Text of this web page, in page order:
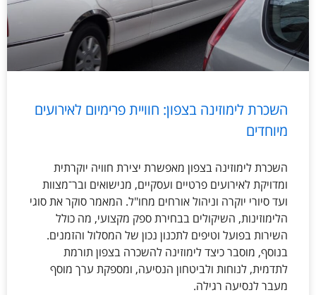
השכרת לימוזינה בצפון: חוויית פרימיום לאירועים
מיוחדים
השכרת לימוזינה בצפון מאפשרת יצירת חוויה יוקרתית
ומדויקת לאירועים פרטיים ועסקיים, מנישואים ובר־מצוות
ועד סיורי יוקרה וניהול אורחים מחו"ל. המאמר סוקר את סוגי
הלימוזינות, השיקולים בבחירת ספק מקצועי, מה כולל
השירות בפועל וטיפים לתכנון נכון של המסלול והזמנים.
בנוסף, מוסבר כיצד לימוזינה להשכרה בצפון תורמת
לתדמית, לנוחות ולביטחון הנסיעה, ומספקת ערך מוסף
מעבר לנסיעה רגילה.